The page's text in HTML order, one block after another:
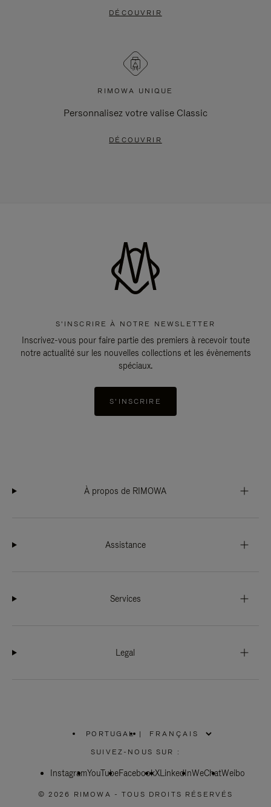
DÉCOUVRIR
RIMOWA UNIQUE
Personnalisez votre valise Classic
DÉCOUVRIR
S'INSCRIRE À NOTRE NEWSLETTER
Inscrivez-vous pour faire partie des premiers à recevoir toute
notre actualité sur les nouvelles collections et les évènements
spéciaux.
S'INSCRIRE
À propos de RIMOWA
Assistance
Services
Legal
PORTUGAL
SÉLECTIONNEZ
VOTRE
|
SUIVEZ-NOUS SUR :
InstagramYouTubeFacebookXLinkedInWeChatWeibo
© 2026 RIMOWA - TOUS DROITS RÉSERVÉS